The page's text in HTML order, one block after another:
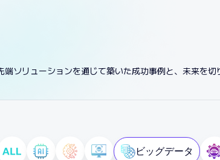
ソリューションを通じて築いた成功事例と、未来を切
ビッグデータ